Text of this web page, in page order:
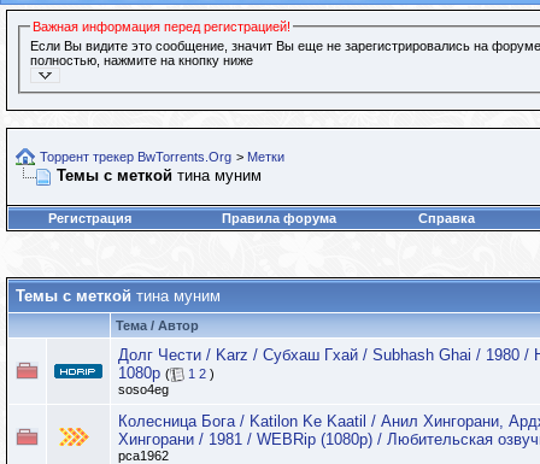
Важная информация перед регистрацией!
Если Вы видите это сообщение, значит Вы еще не зарегистрировались на
полностью, нажмите на кнопку ниже
Торрент трекер BwTorrents.Org > Метки
Темы с меткой тина муним
Регистрация Правила форума Справка
Темы с меткой тина муним
Тема / Автор
Долг Чести / Karz / Субхаш Гхай / Subhash Ghai / 1980 /
1080p ( 1 2 )
soso4eg
Колесница Бога / Katilon Ke Kaatil / Анил Хингорани,
Хингорани / 1981 / WEBRip (1080p) / Любительская
pca1962